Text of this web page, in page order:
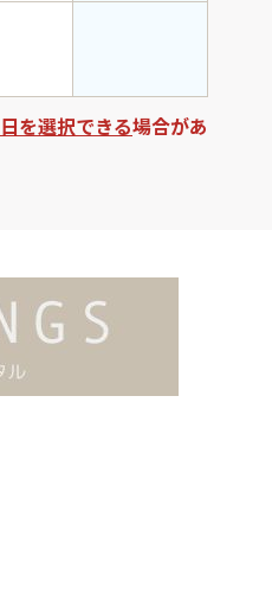
を選択できる場合があ